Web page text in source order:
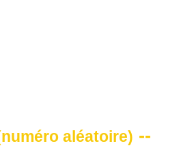
numéro aléatoire) --